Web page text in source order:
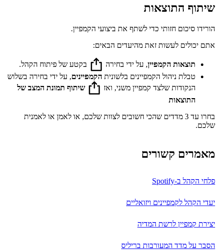
שיתוף התוצאות
הורידו סיכום חזותי כדי לשתף את ביצועי הקמפיין.
אתם יכולים לעשות זאת מהיעדים הבאים:
תוצאות הקמפיין, על ידי בחירה
בקטע של פיתוח הקהל.
טבלת ניהול הקמפיינים בלשונית הקמפיינים, על ידי בחירה בשלוש
הנקודות שלצד קמפיין משני, ואז
שיתוף תמונת המצב של
התוצאות
בחרו עד 3 מדדים שהכי חשובים לצוות שלכם, או לאמן או לאמנית
שלכם.
מאמרים קשורים
פלחי הקהל ב-Spotify
יעדי הקהל לקמפיינים ויזואליים
יצירת קמפיין לרשת המדיה
הסבר על מדד המעורבות בריליס